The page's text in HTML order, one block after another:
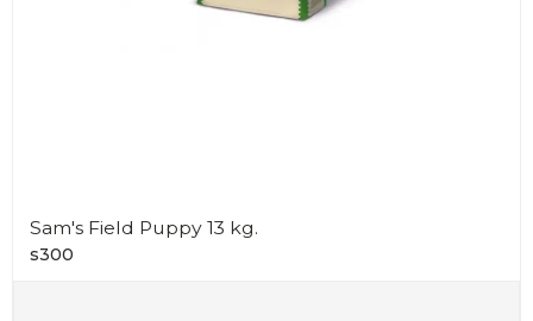
Sam's Field Puppy 13 kg.
s300